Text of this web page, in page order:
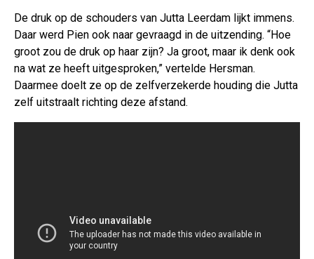
De druk op de schouders van Jutta Leerdam lijkt immens.
Daar werd Pien ook naar gevraagd in de uitzending. “Hoe
groot zou de druk op haar zijn? Ja groot, maar ik denk ook
na wat ze heeft uitgesproken,” vertelde Hersman.
Daarmee doelt ze op de zelfverzekerde houding die Jutta
zelf uitstraalt richting deze afstand.